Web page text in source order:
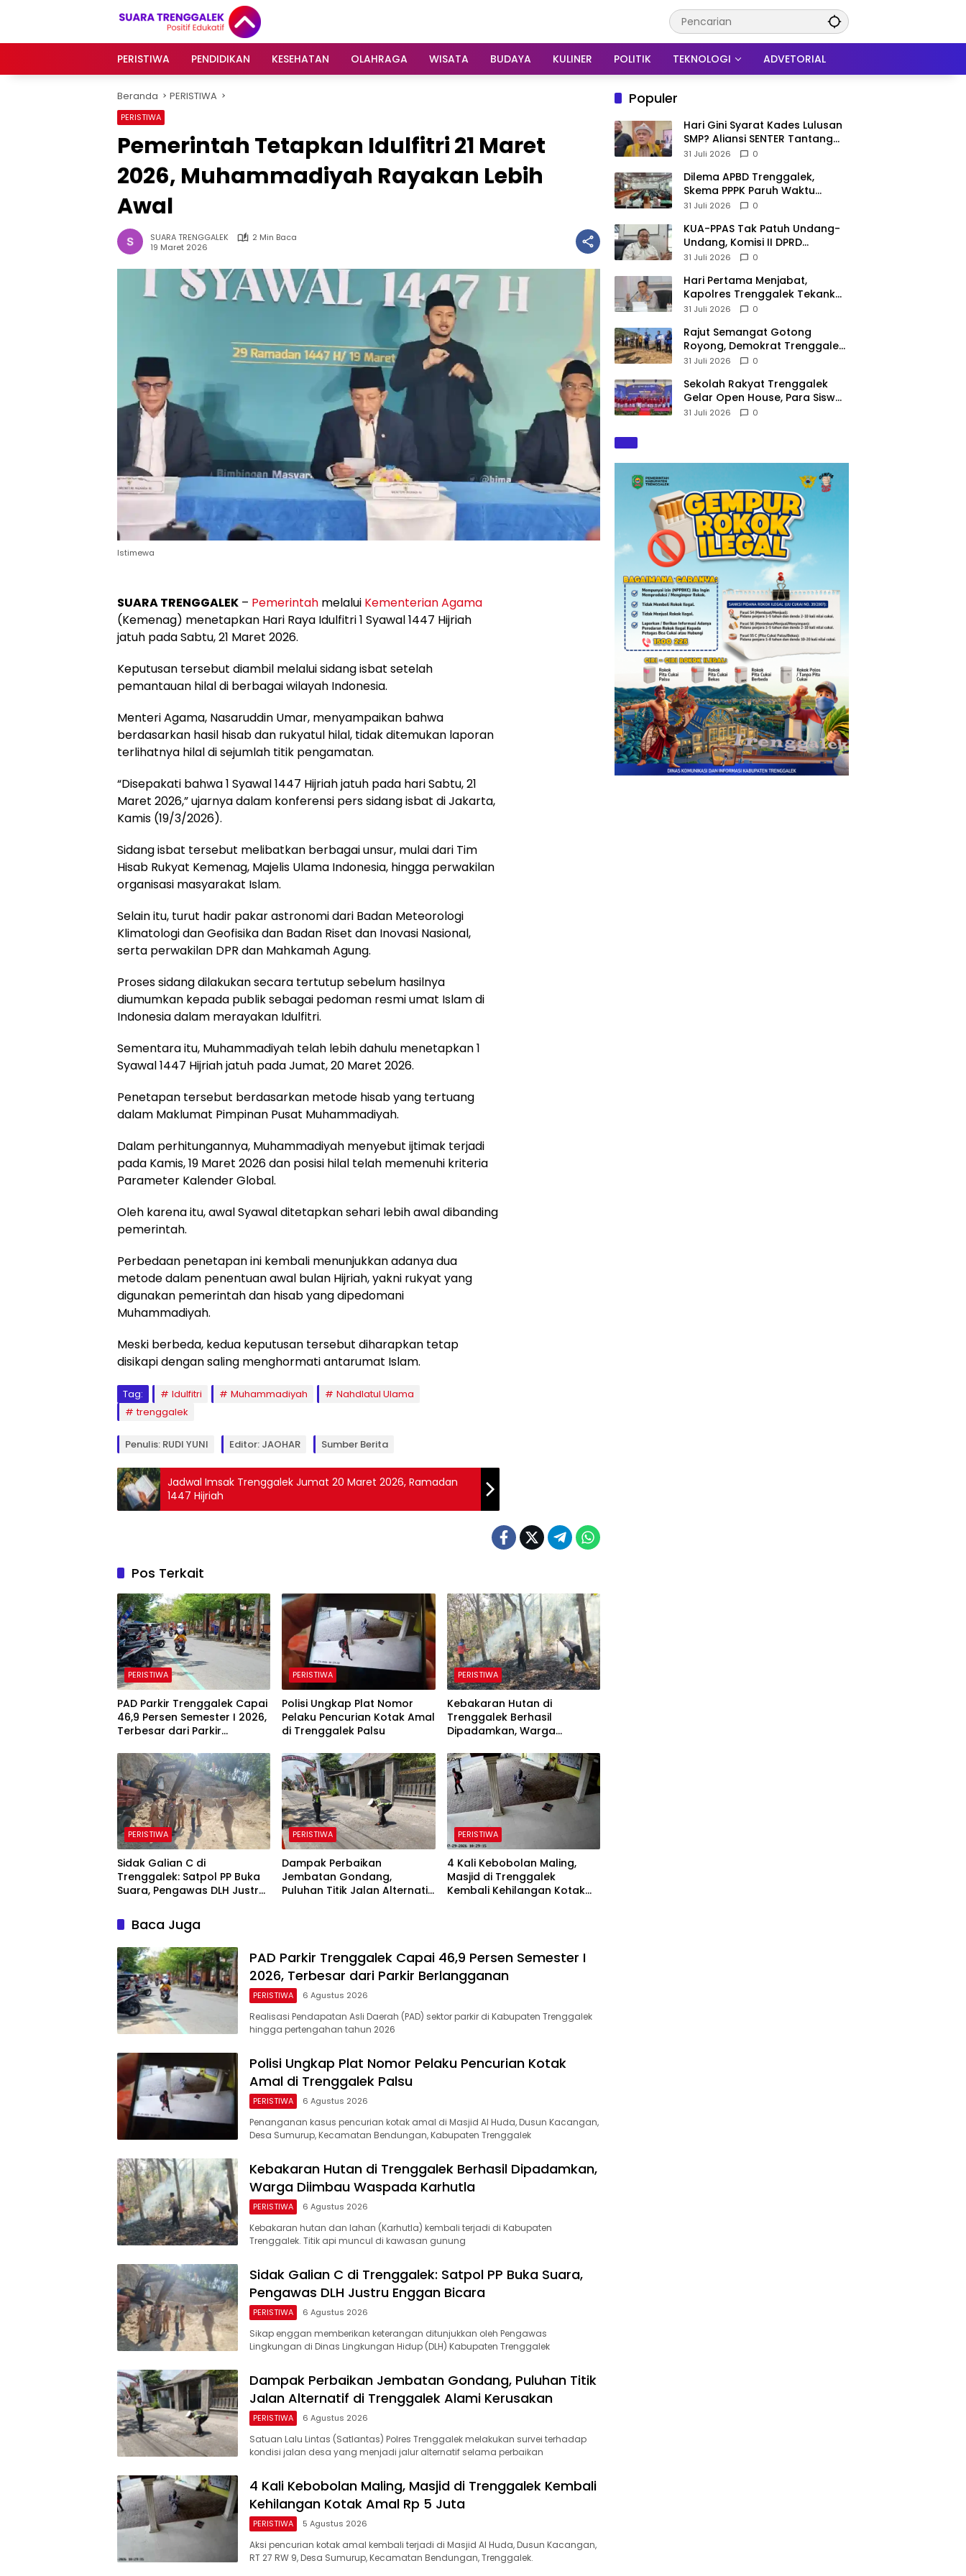
PERISTIWA
PENDIDIKAN KESEHATAN OLAHRAGA WISATA BUDAYA KULINER POLITIK TEKNOLOGI ADVETORIAL
Beranda PERISTIWA
PERISTIWA
Pemerintah Tetapkan Idulfitri 21 Maret
2026, Muhammadiyah Rayakan Lebih
Awal
SUARA TRENGGALEK
2 Min Baca
19 Maret 2026
Istimewa
SUARA TRENGGALEK – Pemerintah melalui Kementerian Agama
(Kemenag) menetapkan Hari Raya Idulfitri 1 Syawal 1447 Hijriah
jatuh pada Sabtu, 21 Maret 2026.
Keputusan tersebut diambil melalui sidang isbat setelah
pemantauan hilal di berbagai wilayah Indonesia.
Menteri Agama, Nasaruddin Umar, menyampaikan bahwa
berdasarkan hasil hisab dan rukyatul hilal, tidak ditemukan laporan
terlihatnya hilal di sejumlah titik pengamatan.
“Disepakati bahwa 1 Syawal 1447 Hijriah jatuh pada hari Sabtu, 21
Maret 2026,” ujarnya dalam konferensi pers sidang isbat di Jakarta,
Kamis (19/3/2026).
Sidang isbat tersebut melibatkan berbagai unsur, mulai dari Tim
Hisab Rukyat Kemenag, Majelis Ulama Indonesia, hingga perwakilan
organisasi masyarakat Islam.
Selain itu, turut hadir pakar astronomi dari Badan Meteorologi
Klimatologi dan Geofisika dan Badan Riset dan Inovasi Nasional,
serta perwakilan DPR dan Mahkamah Agung.
Proses sidang dilakukan secara tertutup sebelum hasilnya
diumumkan kepada publik sebagai pedoman resmi umat Islam di
Indonesia dalam merayakan Idulfitri.
Sementara itu, Muhammadiyah telah lebih dahulu menetapkan 1
Syawal 1447 Hijriah jatuh pada Jumat, 20 Maret 2026.
Penetapan tersebut berdasarkan metode hisab yang tertuang
dalam Maklumat Pimpinan Pusat Muhammadiyah.
Dalam perhitungannya, Muhammadiyah menyebut ijtimak terjadi
pada Kamis, 19 Maret 2026 dan posisi hilal telah memenuhi kriteria
Parameter Kalender Global.
Oleh karena itu, awal Syawal ditetapkan sehari lebih awal dibanding
pemerintah.
Perbedaan penetapan ini kembali menunjukkan adanya dua
metode dalam penentuan awal bulan Hijriah, yakni rukyat yang
digunakan pemerintah dan hisab yang dipedomani
Muhammadiyah.
Meski berbeda, kedua keputusan tersebut diharapkan tetap
disikapi dengan saling menghormati antarumat Islam.
Tag: Idulfitri Muhammadiyah
Nahdlatul Ulama
trenggalek
Penulis: RUDI YUNI Editor: JAOHAR Sumber Berita
Jadwal Imsak Trenggalek Jumat 20 Maret 2026, Ramadan
1447 Hijriah
Pos Terkait
PERISTIWA
PAD Parkir Trenggalek Capai
46,9 Persen Semester I 2026,
Terbesar dari Parkir
PERISTIWA
Polisi Ungkap Plat Nomor
Pelaku Pencurian Kotak Amal
di Trenggalek Palsu
PERISTIWA
Kebakaran Hutan di
Trenggalek Berhasil
Dipadamkan, Warga
PERISTIWA
Sidak Galian C di
Trenggalek: Satpol PP Buka
Suara, Pengawas DLH Justru
PERISTIWA
Dampak Perbaikan
Jembatan Gondang,
Puluhan Titik Jalan Alternatif
PERISTIWA
4 Kali Kebobolan Maling,
Masjid di Trenggalek
Kembali Kehilangan Kotak
Baca Juga
PAD Parkir Trenggalek Capai 46,9 Persen Semester I
2026, Terbesar dari Parkir Berlangganan
PERISTIWA 6 Agustus 2026
Realisasi Pendapatan Asli Daerah (PAD) sektor parkir di Kabupaten Trenggalek
hingga pertengahan tahun 2026
Polisi Ungkap Plat Nomor Pelaku Pencurian Kotak
Amal di Trenggalek Palsu
PERISTIWA 6 Agustus 2026
Penanganan kasus pencurian kotak amal di Masjid Al Huda, Dusun Kacangan,
Desa Sumurup, Kecamatan Bendungan, Kabupaten Trenggalek
Kebakaran Hutan di Trenggalek Berhasil Dipadamkan,
Warga Diimbau Waspada Karhutla
PERISTIWA 6 Agustus 2026
Kebakaran hutan dan lahan (Karhutla) kembali terjadi di Kabupaten
Trenggalek. Titik api muncul di kawasan gunung
Sidak Galian C di Trenggalek: Satpol PP Buka Suara,
Pengawas DLH Justru Enggan Bicara
PERISTIWA 6 Agustus 2026
Sikap enggan memberikan keterangan ditunjukkan oleh Pengawas
Lingkungan di Dinas Lingkungan Hidup (DLH) Kabupaten Trenggalek
Dampak Perbaikan Jembatan Gondang, Puluhan Titik
Jalan Alternatif di Trenggalek Alami Kerusakan
PERISTIWA 6 Agustus 2026
Satuan Lalu Lintas (Satlantas) Polres Trenggalek melakukan survei terhadap
kondisi jalan desa yang menjadi jalur alternatif selama perbaikan
4 Kali Kebobolan Maling, Masjid di Trenggalek Kembali
Kehilangan Kotak Amal Rp 5 Juta
PERISTIWA 5 Agustus 2026
Aksi pencurian kotak amal kembali terjadi di Masjid Al Huda, Dusun Kacangan,
RT 27 RW 9, Desa Sumurup, Kecamatan Bendungan, Trenggalek.
Populer
Hari Gini Syarat Kades Lulusan
SMP? Aliansi SENTER Tantang
DPRD Trenggalek Berani
31 Juli 2026 0
Dilema APBD Trenggalek,
Skema PPPK Paruh Waktu
Mengemuka Demi Pangkas Rp
31 Juli 2026 0
KUA-PPAS Tak Patuh Undang-
Undang, Komisi II DPRD
Trenggalek: APBD 2027
31 Juli 2026 0
Hari Pertama Menjabat,
Kapolres Trenggalek Tekankan
Anggota Disiplin Hindari
31 Juli 2026 0
​Rajut Semangat Gotong
Royong, Demokrat Trenggalek
Gaungkan Gerakan Langit Biru
31 Juli 2026 0
Sekolah Rakyat Trenggalek
Gelar Open House, Para Siswa
Mulai Tempati Gedung Baru
31 Juli 2026 0